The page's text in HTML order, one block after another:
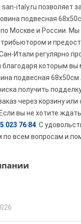
italy.ru позволяет
подвесная
Москве и России.
и
Итали регулярно
благодаря которым вы
подвесная 68х50см
получить
через корзину или
вы не хотите
023 76 84 . С
по всем вопросам и